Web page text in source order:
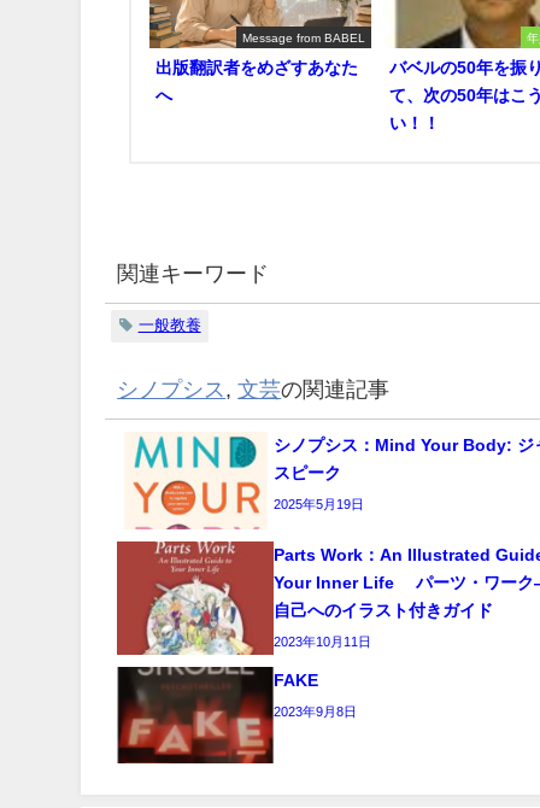
Message from BABEL
出版翻訳者をめざすあなた
へ
バベルの50年を振
て、次の50年はこ
い！！
関連キーワード
一般教養
シノプシス ,文芸の関連記事
シノプシス：Mind Your Body: ジ
スピーク
2025年5月19日
Parts Work：An Illustrated
Your Inner Life パーツ・ワーク
自己へのイラスト付きガイド
2023年10月11日
FAKE
2023年9月8日